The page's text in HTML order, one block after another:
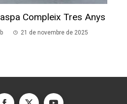
Compleix Tres Anys
21 de novembre de 2025